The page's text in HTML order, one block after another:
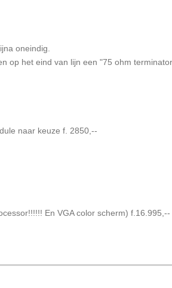
oneindig.
op het eind van lijn een "75 ohm
naar keuze f. 2850,--
En VGA color scherm) f.16.995,--